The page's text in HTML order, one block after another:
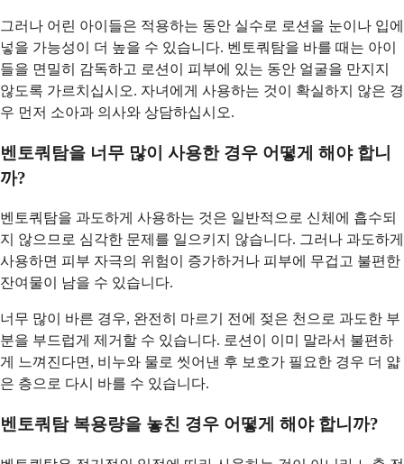
그러나 어린 아이들은 적용하는 동안 실수로 로션을 눈이나 입에
넣을 가능성이 더 높을 수 있습니다. 벤토쿼탐을 바를 때는 아이
들을 면밀히 감독하고 로션이 피부에 있는 동안 얼굴을 만지지
않도록 가르치십시오. 자녀에게 사용하는 것이 확실하지 않은 경
우 먼저 소아과 의사와 상담하십시오.
벤토쿼탐을 너무 많이 사용한 경우 어떻게 해야 합니
까?
벤토쿼탐을 과도하게 사용하는 것은 일반적으로 신체에 흡수되
지 않으므로 심각한 문제를 일으키지 않습니다. 그러나 과도하게
사용하면 피부 자극의 위험이 증가하거나 피부에 무겁고 불편한
잔여물이 남을 수 있습니다.
너무 많이 바른 경우, 완전히 마르기 전에 젖은 천으로 과도한 부
분을 부드럽게 제거할 수 있습니다. 로션이 이미 말라서 불편하
게 느껴진다면, 비누와 물로 씻어낸 후 보호가 필요한 경우 더 얇
은 층으로 다시 바를 수 있습니다.
벤토쿼탐 복용량을 놓친 경우 어떻게 해야 합니까?